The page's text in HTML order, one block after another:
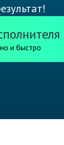
и быстро